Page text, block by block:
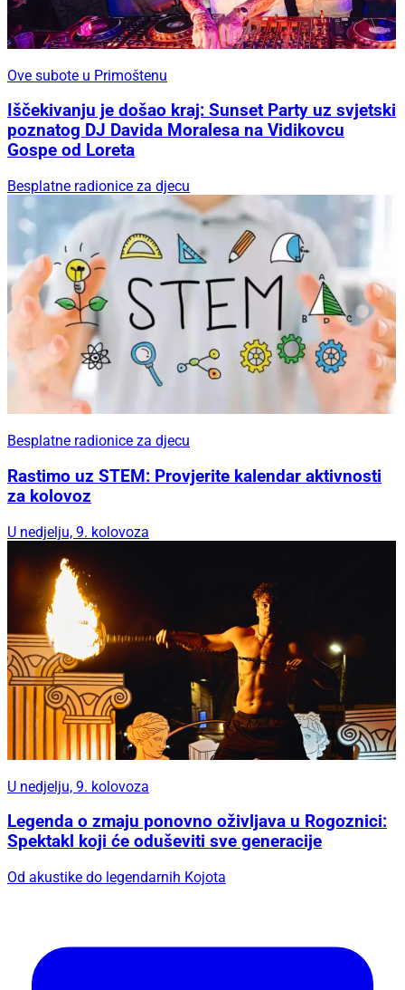
Ove subote u Primoštenu
Iščekivanju je došao kraj: Sunset Party uz svjetski
poznatog DJ Davida Moralesa na Vidikovcu
Gospe od Loreta
Besplatne radionice za djecu
Besplatne radionice za djecu
Rastimo uz STEM: Provjerite kalendar aktivnosti
za kolovoz
U nedjelju, 9. kolovoza
U nedjelju, 9. kolovoza
Legenda o zmaju ponovno oživljava u Rogoznici:
Spektakl koji će oduševiti sve generacije
Od akustike do legendarnih Kojota